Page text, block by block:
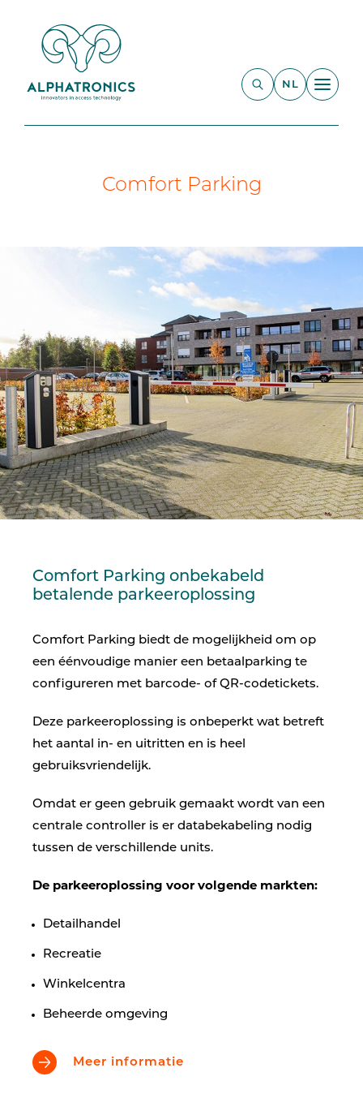
NL
Comfort Parking
Comfort Parking onbekabeld
betalende parkeeroplossing
Comfort Parking biedt de mogelijkheid om op
een éénvoudige manier een betaalparking te
configureren met barcode- of QR-codetickets.
Deze parkeeroplossing is onbeperkt wat betreft
het aantal in- en uitritten en is heel
gebruiksvriendelijk.
Omdat er geen gebruik gemaakt wordt van een
centrale controller is er databekabeling nodig
tussen de verschillende units.
De parkeeroplossing voor volgende markten:
Detailhandel
Recreatie
Winkelcentra
Beheerde omgeving
Meer informatie